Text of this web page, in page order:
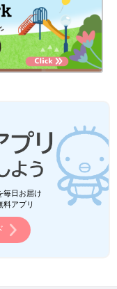
毎日お届け
アプリ